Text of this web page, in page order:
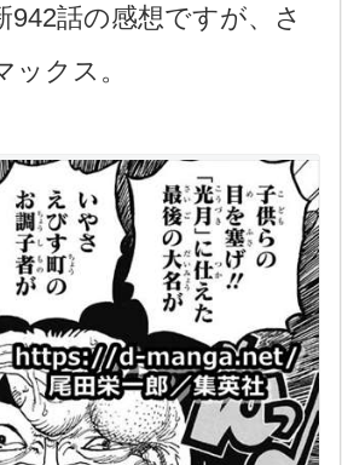
942話の感想ですが、さ
ックス。